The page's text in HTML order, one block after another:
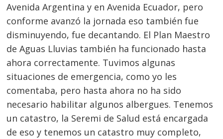
Avenida Argentina y en Avenida Ecuador, pero
conforme avanzó la jornada eso también fue
disminuyendo, fue decantando. El Plan Maestro
de Aguas Lluvias también ha funcionado hasta
ahora correctamente. Tuvimos algunas
situaciones de emergencia, como yo les
comentaba, pero hasta ahora no ha sido
necesario habilitar algunos albergues. Tenemos
un catastro, la Seremi de Salud está encargada
de eso y tenemos un catastro muy completo,